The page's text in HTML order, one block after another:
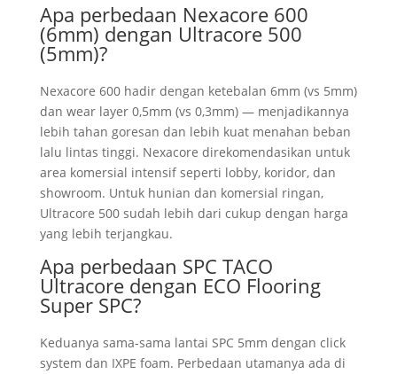
Apa perbedaan Nexacore 600
(6mm) dengan Ultracore 500
(5mm)?
Nexacore 600 hadir dengan ketebalan 6mm (vs 5mm)
dan wear layer 0,5mm (vs 0,3mm) — menjadikannya
lebih tahan goresan dan lebih kuat menahan beban
lalu lintas tinggi. Nexacore direkomendasikan untuk
area komersial intensif seperti lobby, koridor, dan
showroom. Untuk hunian dan komersial ringan,
Ultracore 500 sudah lebih dari cukup dengan harga
yang lebih terjangkau.
Apa perbedaan SPC TACO
Ultracore dengan ECO Flooring
Super SPC?
Keduanya sama-sama lantai SPC 5mm dengan click
system dan IXPE foam. Perbedaan utamanya ada di